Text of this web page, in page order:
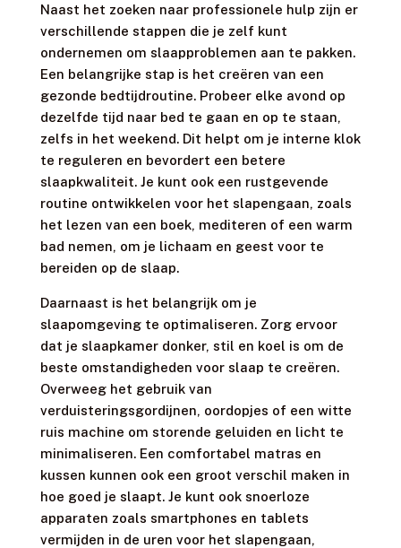
Naast het zoeken naar professionele hulp zijn er
verschillende stappen die je zelf kunt
ondernemen om slaapproblemen aan te pakken.
Een belangrijke stap is het creëren van een
gezonde bedtijdroutine. Probeer elke avond op
dezelfde tijd naar bed te gaan en op te staan,
zelfs in het weekend. Dit helpt om je interne klok
te reguleren en bevordert een betere
slaapkwaliteit. Je kunt ook een rustgevende
routine ontwikkelen voor het slapengaan, zoals
het lezen van een boek, mediteren of een warm
bad nemen, om je lichaam en geest voor te
bereiden op de slaap.
Daarnaast is het belangrijk om je
slaapomgeving te optimaliseren. Zorg ervoor
dat je slaapkamer donker, stil en koel is om de
beste omstandigheden voor slaap te creëren.
Overweeg het gebruik van
verduisteringsgordijnen, oordopjes of een witte
ruis machine om storende geluiden en licht te
minimaliseren. Een comfortabel matras en
kussen kunnen ook een groot verschil maken in
hoe goed je slaapt. Je kunt ook snoerloze
apparaten zoals smartphones en tablets
vermijden in de uren voor het slapengaan,